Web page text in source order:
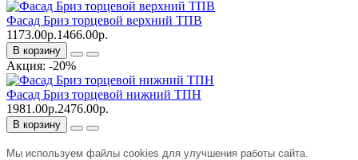
Фасад Бриз торцевой верхний ТПВ
1173.00р.1466.00р.
В корзину
Акция: -20%
Фасад Бриз торцевой нижний ТПН
1981.00р.2476.00р.
В корзину
Мы используем файлы cookies для улучшения работы сайта.